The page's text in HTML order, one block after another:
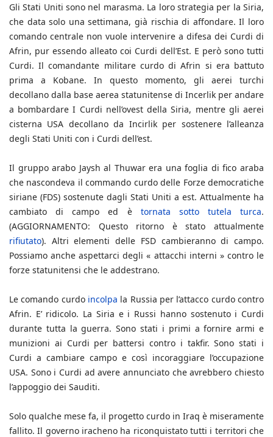
Gli Stati Uniti sono nel marasma. La loro strategia per la Siria,
che data solo una settimana, già rischia di affondare. Il loro
comando centrale non vuole intervenire a difesa dei Curdi di
Afrin, pur essendo alleato coi Curdi dell’Est. E però sono tutti
Curdi. Il comandante militare curdo di Afrin si era battuto
prima a Kobane. In questo momento, gli aerei turchi
decollano dalla base aerea statunitense di Incerlik per andare
a bombardare I Curdi nell’ovest della Siria, mentre gli aerei
cisterna USA decollano da Incirlik per sostenere l’alleanza
degli Stati Uniti con i Curdi dell’est.
Il gruppo arabo Jaysh al Thuwar era una foglia di fico araba
che nascondeva il commando curdo delle Forze democratiche
siriane (FDS) sostenute dagli Stati Uniti a est. Attualmente ha
cambiato di campo ed è tornata sotto tutela turca.
(AGGIORNAMENTO: Questo ritorno è stato attualmente
rifiutato). Altri elementi delle FSD cambieranno di campo.
Possiamo anche aspettarci degli « attacchi interni » contro le
forze statunitensi che le addestrano.
Le comando curdo incolpa la Russia per l’attacco curdo contro
Afrin. E’ ridicolo. La Siria e i Russi hanno sostenuto i Curdi
durante tutta la guerra. Sono stati i primi a fornire armi e
munizioni ai Curdi per battersi contro i takfir. Sono stati i
Curdi a cambiare campo e così incoraggiare l’occupazione
USA. Sono i Curdi ad avere annunciato che avrebbero chiesto
l’appoggio dei Sauditi.
Solo qualche mese fa, il progetto curdo in Iraq è miseramente
fallito. Il governo iracheno ha riconquistato tutti i territori che